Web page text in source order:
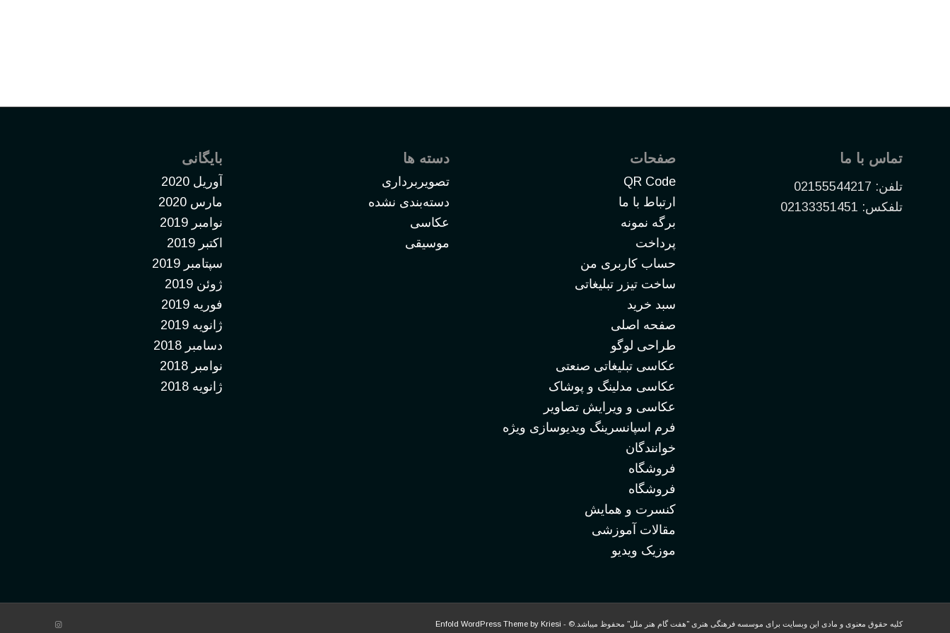
تماس با ما
تلفن: 02155544217
تلفکس: 02133351451
صفحات
QR Code
ارتباط با ما
برگه نمونه
پرداخت
حساب کاربری من
ساخت تیزر تبلیغاتی
سبد خرید
صفحه اصلی
طراحی لوگو
عکاسی تبلیغاتی صنعتی
عکاسی مدلینگ و پوشاک
عکاسی و ویرایش تصاویر
فرم اسپانسرینگ ویدیوسازی ویژه
خوانندگان
فروشگاه
فروشگاه
کنسرت و همایش
مقالات آموزشی
موزیک ویدیو
دسته ها
تصویربرداری
دسته‌بندی نشده
عکاسی
موسیقی
بایگانی
آوریل 2020
مارس 2020
نوامبر 2019
اکتبر 2019
سپتامبر 2019
ژوئن 2019
فوریه 2019
ژانویه 2019
دسامبر 2018
نوامبر 2018
ژانویه 2018
کلیه حقوق معنوی و مادی این وبسایت برای موسسه فرهنگی هنری "هفت گام هنر ملل" محفوظ میباشد.© - Enfold WordPress Theme by Kriesi